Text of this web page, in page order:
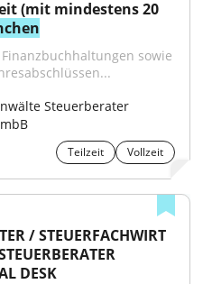
(mit mindestens 20
sowie
Steuerberater
Teilzeit Vollzeit
/ STEUERFACHWIRT
DESK